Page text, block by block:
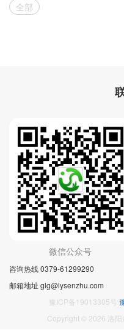
全部
微信公众号
咨询热线 0379-61299290
邮箱地址 glg@lysenzhu.com
豫ICP备19013305号
Copyright © 2026 洛阳